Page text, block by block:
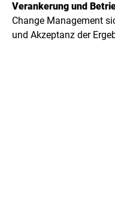
Verankerung und
Change Management
und Akzeptanz der